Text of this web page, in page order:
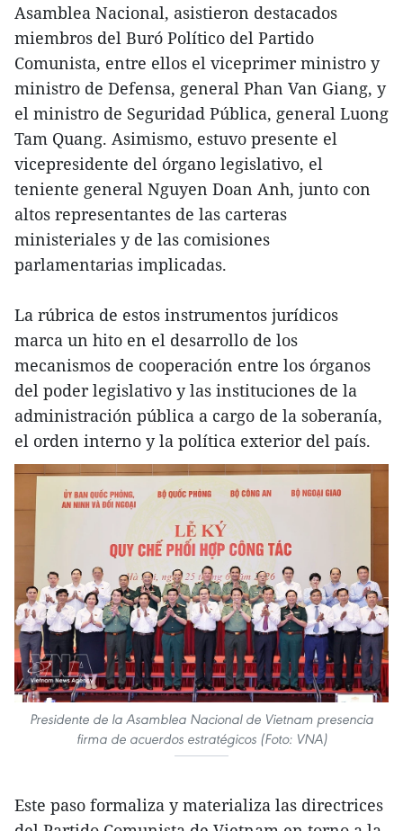
Asamblea Nacional, asistieron destacados
miembros del Buró Político del Partido
Comunista, entre ellos el viceprimer ministro y
ministro de Defensa, general Phan Van Giang, y
el ministro de Seguridad Pública, general Luong
Tam Quang. Asimismo, estuvo presente el
vicepresidente del órgano legislativo, el
teniente general Nguyen Doan Anh, junto con
altos representantes de las carteras
ministeriales y de las comisiones
parlamentarias implicadas.
La rúbrica de estos instrumentos jurídicos
marca un hito en el desarrollo de los
mecanismos de cooperación entre los órganos
del poder legislativo y las instituciones de la
administración pública a cargo de la soberanía,
el orden interno y la política exterior del país.
Presidente de la Asamblea Nacional de Vietnam presencia
firma de acuerdos estratégicos (Foto: VNA)
Este paso formaliza y materializa las directrices